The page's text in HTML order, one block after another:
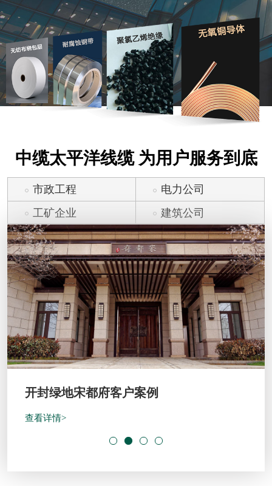
中缆太平洋线缆 为用户服务到底
市政工程
电力公司
工矿企业
建筑公司
开封绿地宋都府客户案例
查看详情>